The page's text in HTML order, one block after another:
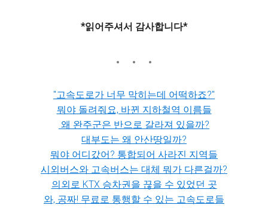
*읽어주셔서 감사합니다*
"고속도로가 너무 막히는데 어떡하죠?"
뭐야 돌려줘요, 바뀐 지하철역 이름들
왜 완주군은 반으로 갈라져 있을까?
대부도는 왜 안산땅일까?
뭐야 어디갔어? 통합되어 사라진 지역들
시외버스와 고속버스는 대체 뭐가 다른걸까?
의외로 KTX 승차권을 끊을 수 있었던 곳
와, 공짜! 무료로 통행할 수 있는 고속도로들